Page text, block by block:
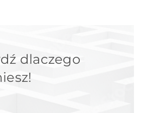
dlaczego